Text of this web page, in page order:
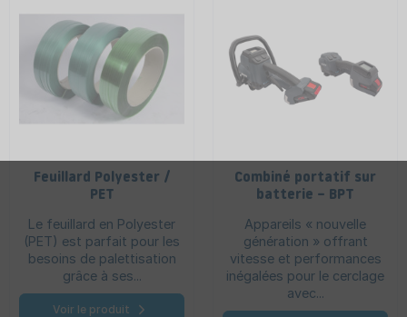
Feuillard Polyester /
PET
Le feuillard en Polyester
(PET) est parfait pour les
besoins de palettisation
grâce à ses...
Voir le produit
Combiné portatif sur
batterie – BPT
Appareils « nouvelle
génération » offrant
vitesse et performances
inégalées pour le cerclage
avec...